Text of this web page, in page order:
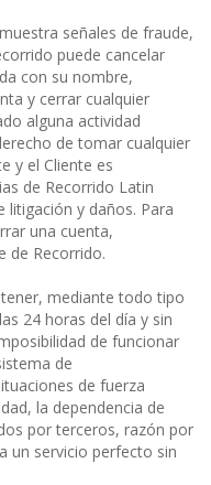
señales de fraude,
puede cancelar
con su nombre,
y cerrar cualquier
alguna actividad
de tomar cualquier
y el Cliente es
de Recorrido Latin
litigación y daños. Para
una cuenta,
de Recorrido.
mediante todo tipo
24 horas del día y sin
de funcionar
de
de fuerza
la dependencia de
por terceros, razón por
un servicio perfecto sin